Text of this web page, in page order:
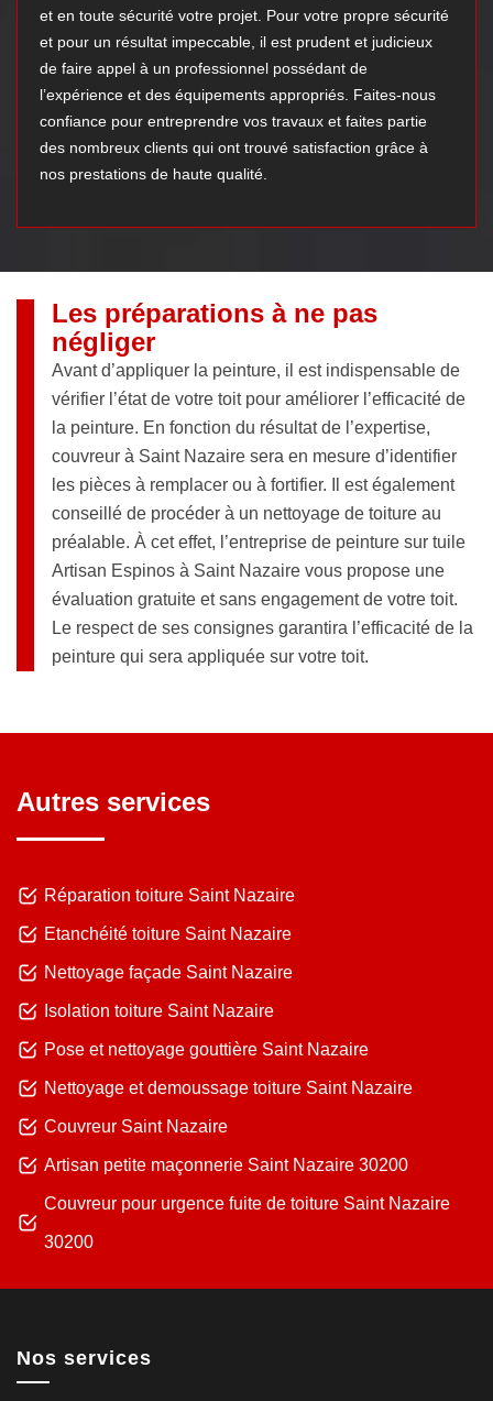
et en toute sécurité votre projet. Pour votre propre sécurité
et pour un résultat impeccable, il est prudent et judicieux
de faire appel à un professionnel possédant de
l’expérience et des équipements appropriés. Faites-nous
confiance pour entreprendre vos travaux et faites partie
des nombreux clients qui ont trouvé satisfaction grâce à
nos prestations de haute qualité.
Les préparations à ne pas
négliger
Avant d’appliquer la peinture, il est indispensable de
vérifier l’état de votre toit pour améliorer l’efficacité de
la peinture. En fonction du résultat de l’expertise,
couvreur à Saint Nazaire sera en mesure d’identifier
les pièces à remplacer ou à fortifier. Il est également
conseillé de procéder à un nettoyage de toiture au
préalable. À cet effet, l’entreprise de peinture sur tuile
Artisan Espinos à Saint Nazaire vous propose une
évaluation gratuite et sans engagement de votre toit.
Le respect de ses consignes garantira l’efficacité de la
peinture qui sera appliquée sur votre toit.
Autres services
Réparation toiture Saint Nazaire
Etanchéité toiture Saint Nazaire
Nettoyage façade Saint Nazaire
Isolation toiture Saint Nazaire
Pose et nettoyage gouttière Saint Nazaire
Nettoyage et demoussage toiture Saint Nazaire
Couvreur Saint Nazaire
Artisan petite maçonnerie Saint Nazaire 30200
Couvreur pour urgence fuite de toiture Saint Nazaire
30200
Nos services